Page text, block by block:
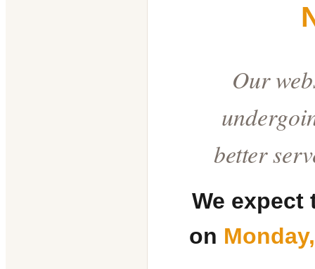
Our
better
We expect
on